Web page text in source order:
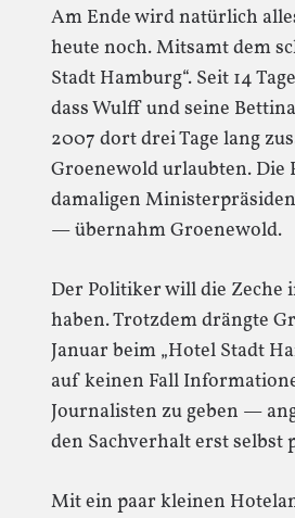
Am Ende wird natürlich
heute noch. Mitsamt dem
Stadt Hamburg“. Seit 14
dass Wulff und seine
2007 dort drei Tage lang
Groenewold urlaubten. Die
damaligen
— übernahm Groenewold.
Der Politiker will die Zeche
haben. Trotzdem drängte
Januar beim „Hotel Stadt
auf keinen Fall
Journalisten zu geben —
den Sachverhalt erst selbst
Mit ein paar kleinen